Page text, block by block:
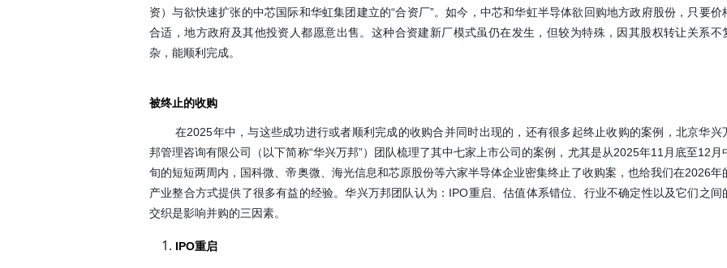
资）与欲快速扩张的中芯国际和华虹集团建立的“合资厂”。如今，中芯和华虹半导体欲回购地方政府股份，只要价
合适，地方政府及其他投资人都愿意出售。这种合资建新厂模式虽仍在发生，但较为特殊，因其股权转让关系不
杂，能顺利完成。
被终止的收购
在2025年中，与这些成功进行或者顺利完成的收购合并同时出现的，还有很多起终止收购的案例，北京华兴
邦管理咨询有限公司（以下简称“华兴万邦”）团队梳理了其中七家上市公司的案例，尤其是从2025年11月底至12月
旬的短短两周内，国科微、帝奥微、海光信息和芯原股份等六家半导体企业密集终止了收购案，也给我们在2026年
产业整合方式提供了很多有益的经验。华兴万邦团队认为：IPO重启、估值体系错位、行业不确定性以及它们之间
交织是影响并购的三因素。
IPO重启